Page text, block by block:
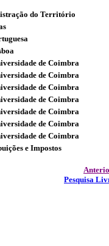
do Território
de Coimbra
de Coimbra
de Coimbra
de Coimbra
de Coimbra
de Coimbra
de Coimbra
e Impostos
Pesquisa